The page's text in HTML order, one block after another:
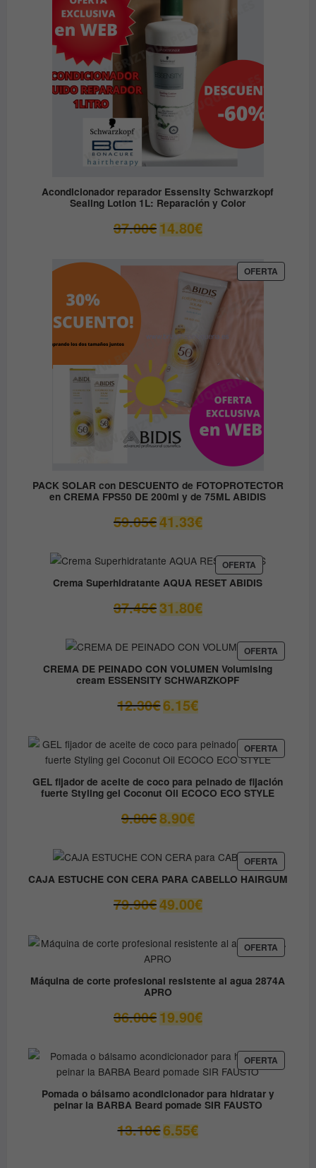
Acondicionador reparador Essensity Schwarzkopf
Sealing Lotion 1L: Reparación y Color
37.00€ El
precio
era:
37.00€.
14.80€El
precio
es:
14.80€.
OFERTA
EN
PACK SOLAR con DESCUENTO de FOTOPROTECTOR
en CREMA FPS50 DE 200ml y de 75ML ABIDIS
59.05€ El
precio
era:
59.05€.
41.33€El
precio
es:
41.33€.
OFERTAPRODUCTO
EN
OFERTA
Crema Superhidratante AQUA RESET ABIDIS
37.45€ El
precio
era:
37.45€.
31.80€El
precio
es:
31.80€.
OFERTA
EN
CREMA DE PEINADO CON VOLUMEN Volumising
cream ESSENSITY SCHWARZKOPF
12.30€El
precio
era:
12.30€.
6.15€El
precio
es:
6.15€.
OFERTA
EN
GEL fijador de aceite de coco para peinado de fijación
fuerte Styling gel Coconut Oil ECOCO ECO STYLE
9.80€ El
precio
era:
9.80€.
8.90€El
precio
es:
8.90€.
OFERTA
EN
OFERTA
CAJA ESTUCHE CON CERA PARA CABELLO HAIRGUM
79.90€ El
precio
era:
79.90€.
49.00€El
precio
es:
OFERTA
EN
Máquina de corte profesional resistente al agua 2874A
APRO
36.00€ El
precio
era:
36.00€.
19.90€El
precio
es:
19.90€.
OFERTA
EN
Pomada o bálsamo acondicionador para hidratar y
peinar la BARBA Beard pomade SIR FAUSTO
13.10€El
precio
6.55€El
precio